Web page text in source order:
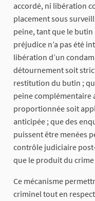
accordé, ni libération
placement sous
peine, tant que le butin
préjudice n’a pas été
libération d’un
détournement soit
restitution du butin ;
peine complémentaire
proportionnée soit
anticipée ; que des
puissent être menées
contrôle judiciaire
que le produit du
Ce mécanisme
criminel tout en